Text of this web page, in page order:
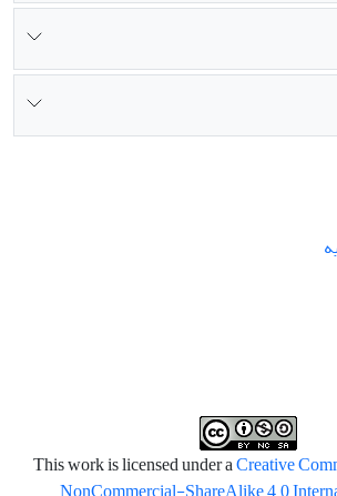
Creative